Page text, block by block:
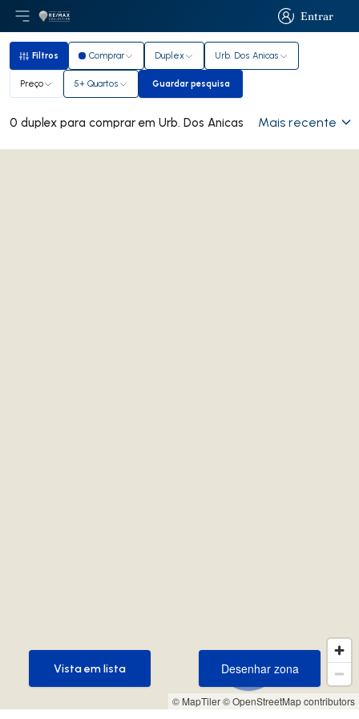
Entrar
Entrar
Abri menu principal
LogoIr para página inicial
Filtros
Filtros Comprar Duplex Urb. Dos Anicas
Preço 5+ Quartos Guardar pesquisa
Guardar pesquisa
0 duplex para comprar em Urb. Dos Anicas Mais recente
© MapTiler© OpenStreetMap contributors
Desenhar zona
Desenhar zona
Vista em lista
Vista em lista